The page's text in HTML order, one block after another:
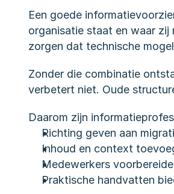
Een goede
organisatie staat en waar
zorgen dat technische
Zonder die combinatie
verbetert niet. Oude
Daarom zijn
Richting geven aan
Inhoud en context
Medewerkers
Praktische handvatten